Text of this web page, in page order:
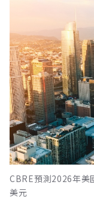
CBRE預測2026年美
美元